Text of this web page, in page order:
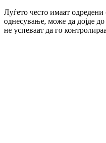
Луѓето често имаат
однесување, може да дојде
не успеваат да го